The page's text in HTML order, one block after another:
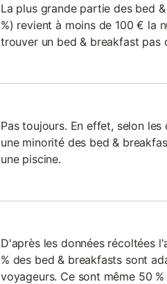
La plus grande partie des bed
%) revient à moins de 100 € la
trouver un bed & breakfast pas
Pas toujours. En effet, selon
une minorité des bed &
une piscine.
D'après les données récoltées
% des bed & breakfasts sont
voyageurs. Ce sont même 50